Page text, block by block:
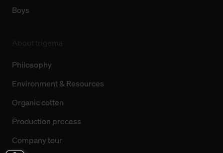
Boys
Philosophy
Environment & Resources
Organic cotten
Production process
Company tour